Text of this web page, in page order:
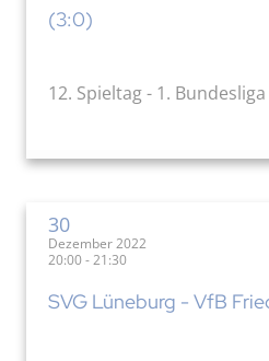
(3:0)
12. Spieltag - 1.
30
Dezember 2022
20:00 - 21:30
SVG Lüneburg - VfB